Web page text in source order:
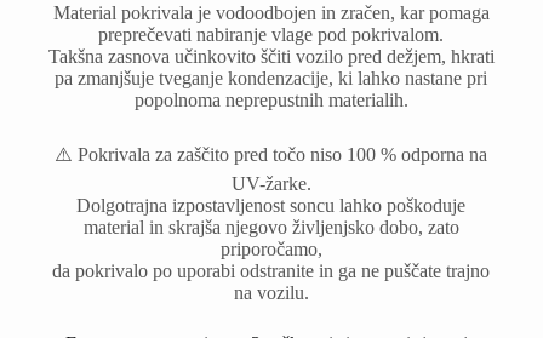
Material pokrivala je vodoodbojen in zračen, kar pomaga
preprečevati nabiranje vlage pod pokrivalom.
Takšna zasnova učinkovito ščiti vozilo pred dežjem, hkrati
pa zmanjšuje tveganje kondenzacije, ki lahko nastane pri
popolnoma neprepustnih materialih.
⚠️ Pokrivala za zaščito pred točo niso 100 % odporna na
UV-žarke.
Dolgotrajna izpostavljenost soncu lahko poškoduje
material in skrajša njegovo življenjsko dobo, zato
priporočamo,
da pokrivalo po uporabi odstranite in ga ne puščate trajno
na vozilu.